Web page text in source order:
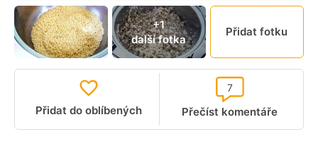
+1
další fotka
Přidat fotku
Přidat do oblíbených Přečíst komentáře
7